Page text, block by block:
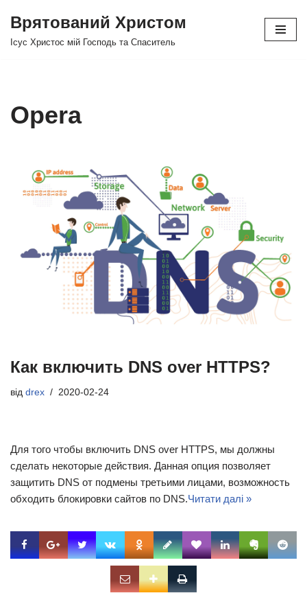
Перейти
Врятований Христом
Ісус Христос мій Господь та Спаситель
Opera
Как включить DNS over HTTPS?
від drex 2020-02-24
Для того чтобы включить DNS over HTTPS, мы должны
сделать некоторые действия. Данная опция позволяет
защитить DNS от подмены третьими лицами, возможность
обходить блокировки сайтов по DNS.Читати далі »